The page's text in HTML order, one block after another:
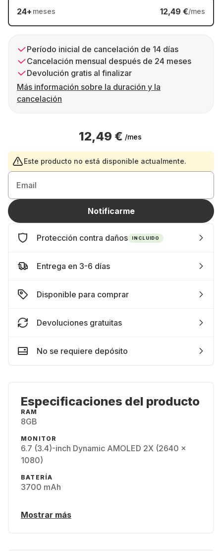
24+ meses 12,49 €/mes
Período inicial de cancelación de 14 días
Cancelación mensual después de 24 meses
Devolución gratis al finalizar
Más información sobre la duración y la
cancelación
12,49 € /mes
Este producto no está disponible actualmente.
Email
Notificarme
Protección contra daños INCLUIDO
Entrega en 3-6 días
Disponible para comprar
Devoluciones gratuitas
No se requiere depósito
Especificaciones del producto
RAM
8GB
MONITOR
6.7 (3.4)-inch Dynamic AMOLED 2X (2640 x
1080)
BATERÍA
3700 mAh
Mostrar más